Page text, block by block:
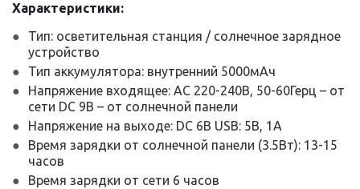
Характеристики:
Тип: осветительная станция / солнечное зарядное
устройство
Тип аккумулятора: внутренний 5000мАч
Напряжение входящее: АС 220-240В, 50-60Герц – от
сети DC 9В – от солнечной панели
Напряжение на выходе: DC 6В USB: 5В, 1А
Время зарядки от солнечной панели (3.5Вт): 13-15
часов
Время зарядки от сети 6 часов